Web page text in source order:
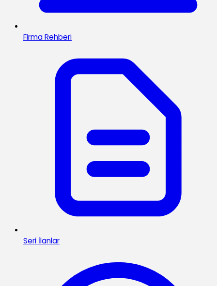
Firma Rehberi
Seri İlanlar